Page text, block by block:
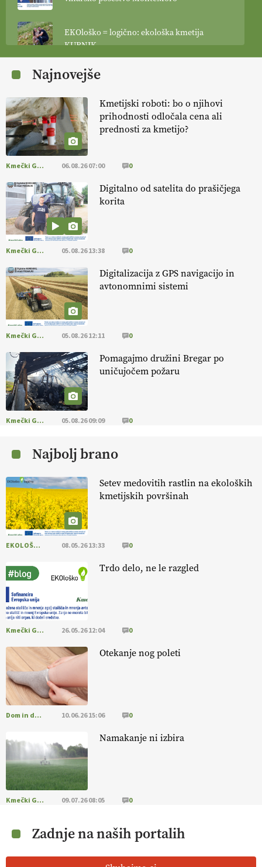
EKOloško = logično: ekološka kmetija
KURNIK
EKOloško = logično: ekološka kmetija
EKOloško = logično: VLOG Ekološko
kmetijstvo brez škropljenja?
EKOloško = logično: ekološka kmetija
ALTENBAHER
EKOloško = logično: ekološko oljarstvo
MORGAN
EKOloško = logično: ekološka kmetija
FREŠER
KMETIJSKA LIGA PRVAKOV: POMLADITEV
KMETIJSKE EKIPE
KMETIJSKA LIGA PRVAKOV: UKRAJINA vs.
EVROPA
EKOloško = logično: ekološka kmetija
B'ZGAR
EKOloško = logično: VLOG Okus je
EKOloško = logično: ekološka kmetija PR'
RAKARI
EKOloško = logično: vinogradniško in
Najnovejše
Kmetijski roboti: bo o njihovi
prihodnosti odločala cena ali
prednosti za kmetijo?
Kmečki Glas 06.08.26 07:00 0
Digitalno od satelita do prašičjega
korita
Kmečki Glas 05.08.26 13:38 0
Digitalizacija z GPS navigacijo in
avtonomnimi sistemi
Kmečki Glas 05.08.26 12:11 0
Pomagajmo družini Bregar po
uničujočem požaru
Kmečki Glas 05.08.26 09:09 0
Najbolj brano
Setev medovitih rastlin na ekoloških
kmetijskih površinah
EKOLOŠKO LOGIČNO 08.05.26 13:33 0
Trdo delo, ne le razgled
Kmečki Glas 26.05.26 12:04 0
Otekanje nog poleti
Dom in družina 10.06.26 15:06 0
Namakanje ni izbira
Kmečki Glas 09.07.26 08:05 0
Zadnje na naših portalih